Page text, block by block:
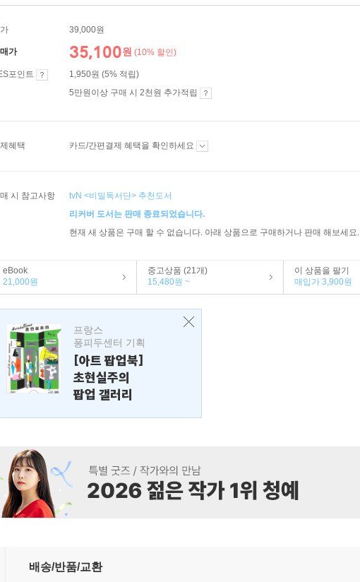
39,000원
가 35,100원 (10% 할인)
포인트
1,950원 (5% 적립)
5만원이상 구매 시 2천원 추가적립
혜택 카드/간편결제 혜택을 확인하세요
시 참고사항
tvN <비밀독서단> 추천도서
리커버 도서는 판매 종료되었습니다.
현재 새 상품은 구매 할 수 없습니다. 아래 상품으로 구매하거나 판매 해보세요.
eBook
21,000원
중고상품 (21개)
15,480원 ~
이 상품을 팔기
매입가 3,900원
프랑스
퐁피두센터 기획
[아트 팝업북]
초현실주의
팝업 갤러리
배송/반품/교환